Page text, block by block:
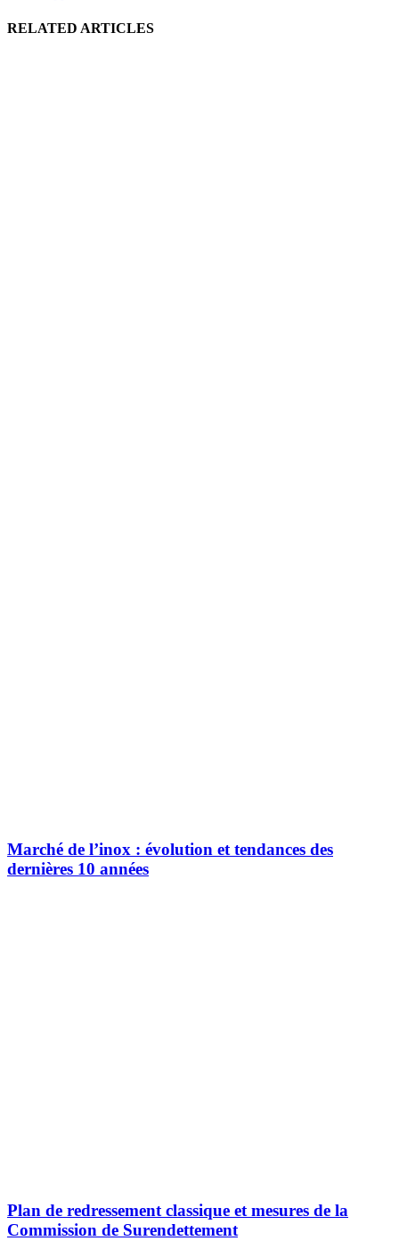
RELATED ARTICLES
Marché de l’inox : évolution et tendances des
dernières 10 années
Plan de redressement classique et mesures de la
Commission de Surendettement